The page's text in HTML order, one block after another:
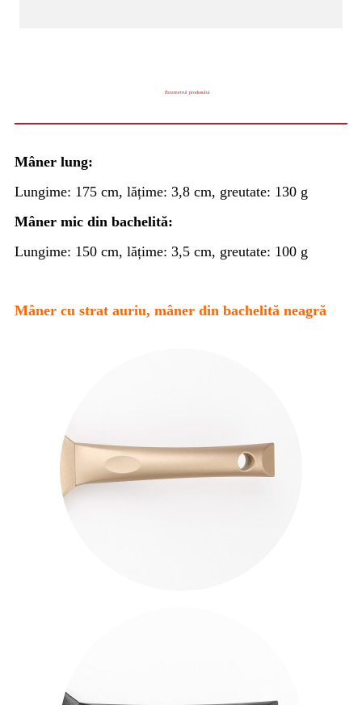
Parametrul produsului
Mâner lung:
Lungime: 175 cm, lățime: 3,8 cm, greutate: 130 g
Mâner mic din bachelită:
Lungime: 150 cm, lățime: 3,5 cm, greutate: 100 g
Mâner cu strat auriu, mâner din bachelită neagră